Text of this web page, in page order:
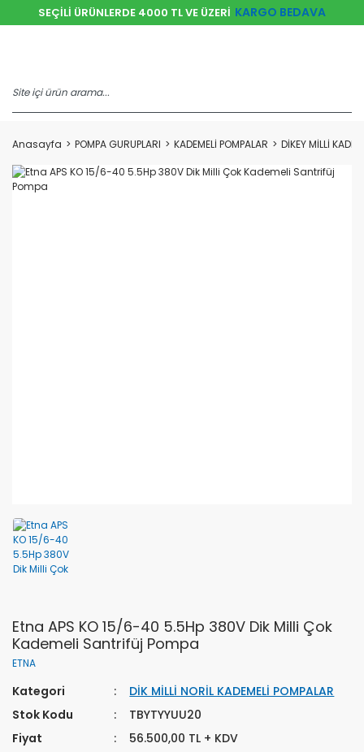
SEÇİLİ ÜRÜNLERDE 4000 TL VE ÜZERİ KARGO BEDAVA
Anasayfa POMPA GURUPLARI KADEMELİ POMPALAR DİKEY MİLLİ
Etna APS KO 15/6-40 5.5Hp 380V Dik Milli Çok
Kademeli Santrifüj Pompa
ETNA
Kategori
DİK MİLLİ NORİL KADEMELİ POMPALAR
Stok Kodu
TBYTYYUU20
Fiyat
56.500,00 TL + KDV